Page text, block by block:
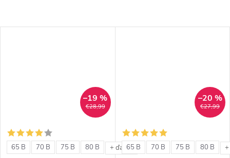
€28,99
–19 %
65 B 70 B 75 B 80 B + ďalšie
€27,99
–20 %
65 B 70 B 75 B 80 B